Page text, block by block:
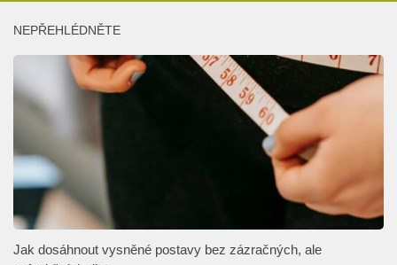
NEPŘEHLÉDNĚTE
Jak dosáhnout vysněné postavy bez zázračných, ale